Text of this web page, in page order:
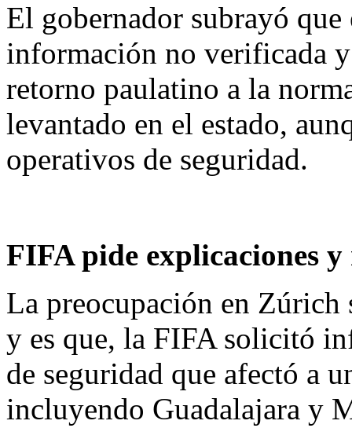
El gobernador subrayó
información no verificada
retorno paulatino a la
levantado en el estado,
operativos de seguridad.
FIFA pide explicaciones
La preocupación en Zúrich
y es que, la FIFA solicitó
de seguridad que afectó a
incluyendo Guadalajara y